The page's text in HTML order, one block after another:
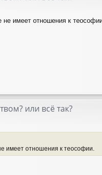
не имеет отношения к
или всё так?
имеет отношения к теософии.